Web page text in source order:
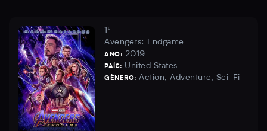
1º
Avengers: Endgame
ANO: 2019
PAÍS: United States
GÊNERO: Action, Adventure, Sci-Fi